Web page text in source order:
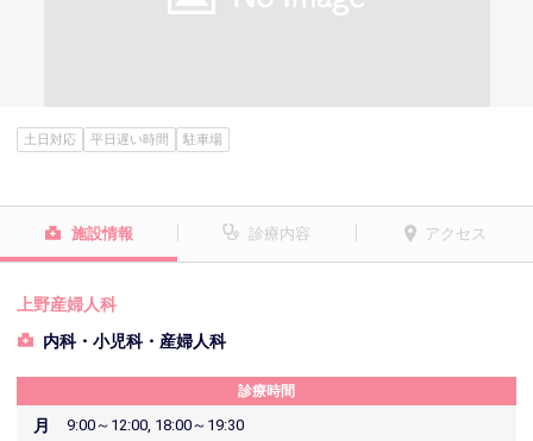
土日対応 平日遅い時間 駐車場
施設情報 診療内容 アクセス
上野産婦人科
内科・小児科・産婦人科
診療時間
月 9:00～12:00, 18:00～19:30